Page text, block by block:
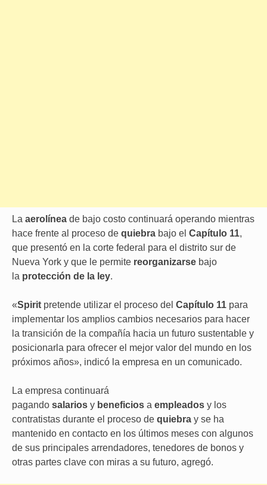
La aerolínea de bajo costo continuará operando mientras
hace frente al proceso de quiebra bajo el Capítulo 11,
que presentó en la corte federal para el distrito sur de
Nueva York y que le permite reorganizarse bajo
la protección de la ley.
«Spirit pretende utilizar el proceso del Capítulo 11 para
implementar los amplios cambios necesarios para hacer
la transición de la compañía hacia un futuro sustentable y
posicionarla para ofrecer el mejor valor del mundo en los
próximos años», indicó la empresa en un comunicado.
La empresa continuará
pagando salarios y beneficios a empleados y los
contratistas durante el proceso de quiebra y se ha
mantenido en contacto en los últimos meses con algunos
de sus principales arrendadores, tenedores de bonos y
otras partes clave con miras a su futuro, agregó.